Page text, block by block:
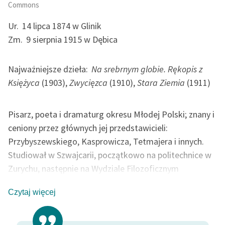
Zasady wykorzystania
Wolnych Lektur
Materiały promocyjne
Regulamin biblioteki
Dane fundacji i
sprawozdania finansowe
Regulamin darowizn
wrażliwych
Deklaracja dostępności
Commons
Ur. 14 lipca 1874 w Glinik
Zm. 9 sierpnia 1915 w Dębica
Najważniejsze dzieła: Na srebrnym globie. Rękopis z
Księżyca (1903),Zwycięzca (1910),Stara Ziemia (1911)
Pisarz, poeta i dramaturg okresu Młodej Polski; znany i
ceniony przez głównych jej przedstawicieli:
Przybyszewskiego, Kasprowicza, Tetmajera i innych.
Studiował w Szwajcarii, początkowo na politechnice w
Zurychu, następnie na Wydziale Filozoficznym
podstawie pracy o filozofii Spinozy (
Człowiek i dzieło
Czytaj więcej